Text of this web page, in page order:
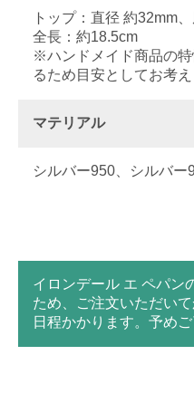
トップ：直径 約32mm
全長：約18.5cm
※ハンドメイド商品の
るため目安としてお考え
マテリアル
シルバー950、シルバー
イロンデール エ ペパン
ため、ご注文いただい
日程かかります。予めご